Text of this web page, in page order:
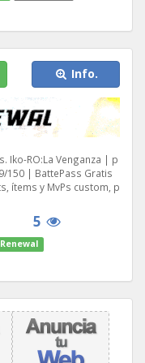
Info.
Iko-RO:La Venganza | p
150 | BattePass Gratis
ítems y MvPs custom, p
5